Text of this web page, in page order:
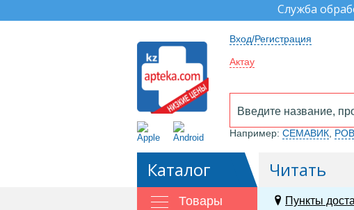
Служба
Вход/Регистрация
Актау
Например: СЕМАВИК
Каталог Читать
Товары Пункты